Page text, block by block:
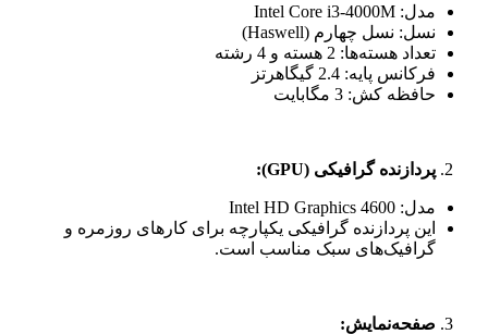
مدل: Intel Core i3-4000M
نسل: نسل چهارم (Haswell)
تعداد هسته‌ها: 2 هسته و 4 رشته
فرکانس پایه: 2.4 گیگاهرتز
حافظه کش: 3 مگابایت
پردازنده گرافیکی (GPU):
مدل: Intel HD Graphics 4600
این پردازنده گرافیکی یکپارچه برای کارهای روزمره و
گرافیک‌های سبک مناسب است.
صفحه‌نمایش: